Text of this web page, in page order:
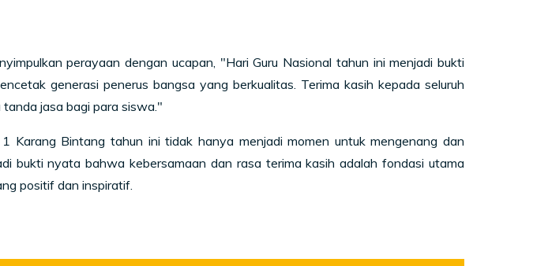
perayaan dengan ucapan, "Hari Guru Nasional tahun ini menjadi bukti
generasi penerus bangsa yang berkualitas. Terima kasih kepada seluruh
jasa bagi para siswa."
Karang Bintang tahun ini tidak hanya menjadi momen untuk mengenang dan
bukti nyata bahwa kebersamaan dan rasa terima kasih adalah fondasi utama
positif dan inspiratif.